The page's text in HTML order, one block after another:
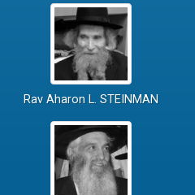
Rav Aharon L. STEINMAN